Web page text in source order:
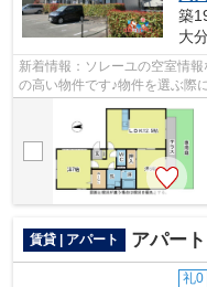
築
大
新着情報：ソレーユの空室情
の高い物件です♪物件を選ぶ際
賃貸 | アパート アパー
礼0